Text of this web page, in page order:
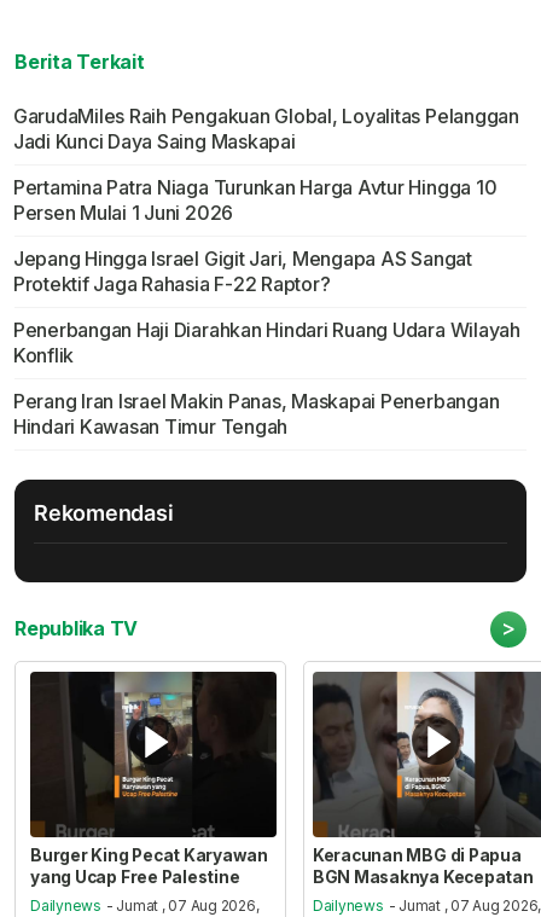
Berita Terkait
GarudaMiles Raih Pengakuan Global, Loyalitas Pelanggan
Jadi Kunci Daya Saing Maskapai
Pertamina Patra Niaga Turunkan Harga Avtur Hingga 10
Persen Mulai 1 Juni 2026
Jepang Hingga Israel Gigit Jari, Mengapa AS Sangat
Protektif Jaga Rahasia F-22 Raptor?
Penerbangan Haji Diarahkan Hindari Ruang Udara Wilayah
Konflik
Perang Iran Israel Makin Panas, Maskapai Penerbangan
Hindari Kawasan Timur Tengah
Rekomendasi
Republika TV >
Burger King Pecat Karyawan
yang Ucap Free Palestine
Dailynews - Jumat , 07 Aug 2026,
Keracunan MBG di Papua
BGN Masaknya Kecepatan
Dailynews - Jumat , 07 Aug 2026,